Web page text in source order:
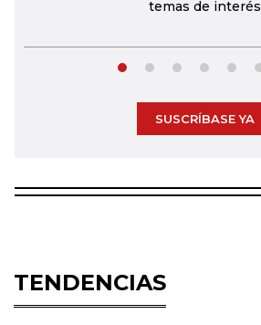
temas de interés
SUSCRÍBASE YA
TENDENCIAS